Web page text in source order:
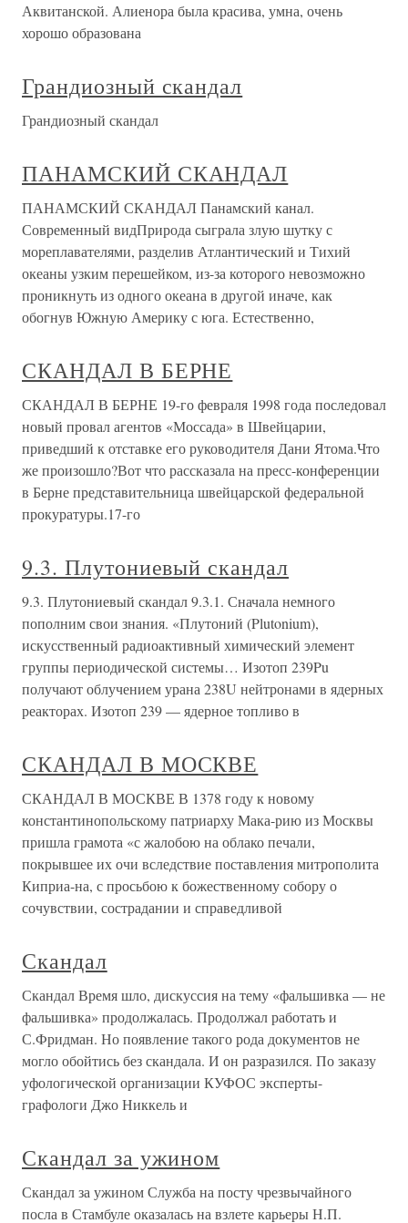
Аквитанской. Алиенора была красива, умна, очень
хорошо образована
Грандиозный скандал
Грандиозный скандал
ПАНАМСКИЙ СКАНДАЛ
ПАНАМСКИЙ СКАНДАЛ Панамский канал.
Современный видПрирода сыграла злую шутку с
мореплавателями, разделив Атлантический и Тихий
океаны узким перешейком, из-за которого невозможно
проникнуть из одного океана в другой иначе, как
обогнув Южную Америку с юга. Естественно,
СКАНДАЛ В БЕРНЕ
СКАНДАЛ В БЕРНЕ 19-го февраля 1998 года последовал
новый провал агентов «Моссада» в Швейцарии,
приведший к отставке его руководителя Дани Ятома.Что
же произошло?Вот что рассказала на пресс-конференции
в Берне представительница швейцарской федеральной
прокуратуры.17-го
9.3. Плутониевый скандал
9.3. Плутониевый скандал 9.3.1. Сначала немного
пополним свои знания. «Плутоний (Plutonium),
искусственный радиоактивный химический элемент
группы периодической системы… Изотоп 239Pu
получают облучением урана 238U нейтронами в ядерных
реакторах. Изотоп 239 — ядерное топливо в
СКАНДАЛ В МОСКВЕ
СКАНДАЛ В МОСКВЕ В 1378 году к новому
константинопольскому патриарху Мака-рию из Москвы
пришла грамота «с жалобою на облако печали,
покрывшее их очи вследствие поставления митрополита
Киприа-на, с просьбою к божественному собору о
сочувствии, сострадании и справедливой
Скандал
Скандал Время шло, дискуссия на тему «фальшивка — не
фальшивка» продолжалась. Продолжал работать и
С.Фридман. Но появление такого рода документов не
могло обойтись без скандала. И он разразился. По заказу
уфологической организации КУФОС эксперты-
графологи Джо Никкель и
Скандал за ужином
Скандал за ужином Служба на посту чрезвычайного
посла в Стамбуле оказалась на взлете карьеры Н.П.